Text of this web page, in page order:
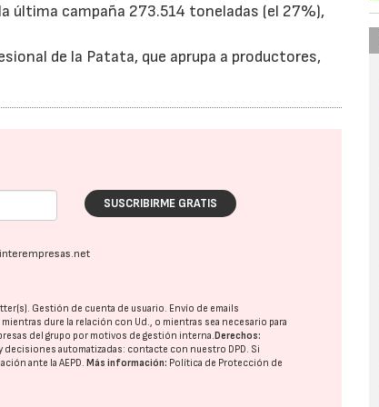
última campaña 273.514 toneladas (el 27%),
de la Patata, que aprupa a productores,
SUSCRIBIRME GRATIS
Gestión de cuenta de usuario. Envío de emails
mientras dure la relación con Ud., o mientras sea necesario para
del grupo por motivos de gestión interna. Derechos:
automatizadas: contacte con nuestro DPD. Si
ante laAEPD. Más información: Política de Protección de